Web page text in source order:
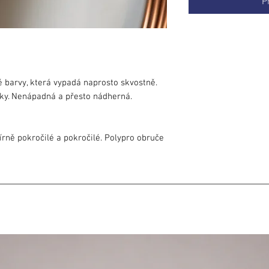
která vypadá naprosto skvostně.
Nenápadná a přesto nádherná.
pokročilé a pokročilé. Polypro obruče
vhodné jako volba další obruče po
vhodné pro pokročilé pro kroužení